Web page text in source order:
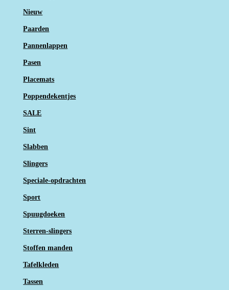
Nieuw
Paarden
Pannenlappen
Pasen
Placemats
Poppendekentjes
SALE
Sint
Slabben
Slingers
Speciale-opdrachten
Sport
Spuugdoeken
Sterren-slingers
Stoffen manden
Tafelkleden
Tassen